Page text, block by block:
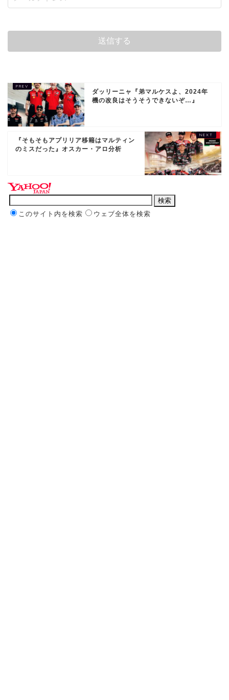
ダッリーニャ『弟マルケスよ、2024年
機の改良はそうそうできないぞ…』
『そもそもアプリリア移籍はマルティン
のミスだった』オスカー・アロ分析
このサイト内を検索 ウェブ全体を検索